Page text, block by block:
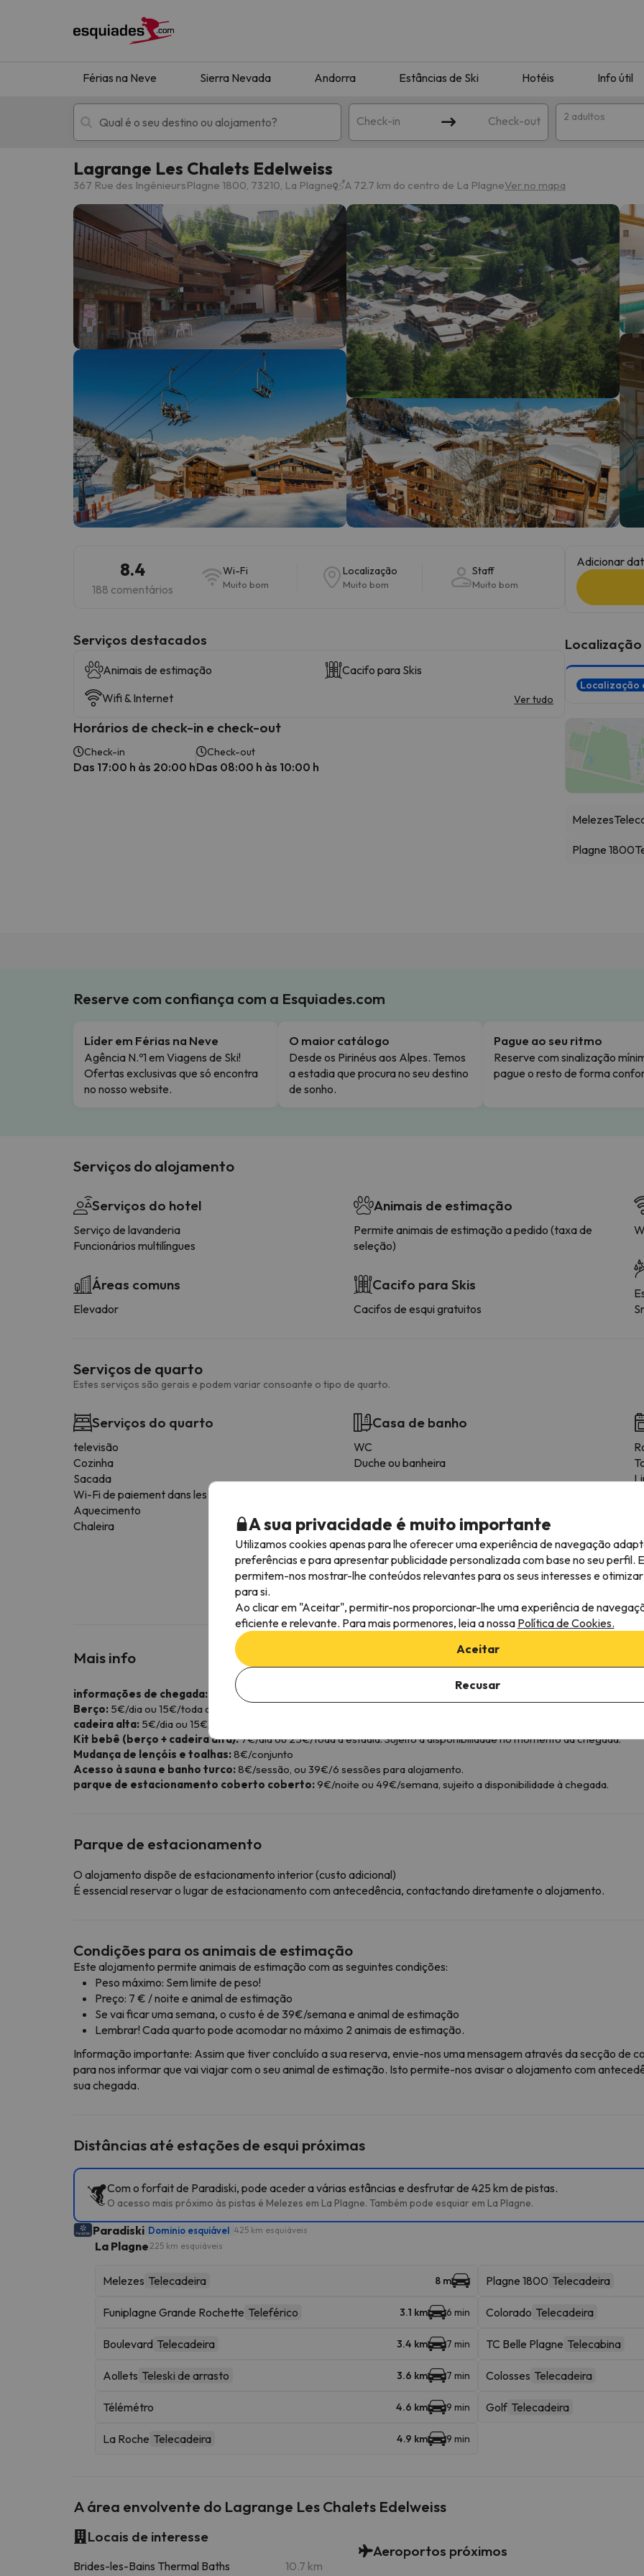
Férias na Neve Sierra Nevada Andorra Estâncias de Ski Hotéis Info útil
Check-in Check-out 2 adultos
Férias na neve Hotéis de montanha
Oops, não encontramos nenhum resultado que corresponda à sua pesquisa. Tente modificar o destino.
Bem, parece que o nosso Seeker perdeu o seu caminho. Assim que encontrar a sua bússola, estará de volta.
Lagrange Les Chalets Edelweiss
367 Rue des IngénieursPlagne 1800, 73210, La Plagne A 72.7 km do centro de La PlagneVer no mapa
8.4
188 comentários
Wi-Fi
Muito bom
Localização
Muito bom
Staff
Muito bom
Serviços destacados
Animais de estimação
Cacifo para Skis
Wifi & Internet
Ver tudo
Horários de check-in e check-out
Check-in
Das 17:00 h às 20:00 h
Check-out
Das 08:00 h às 10:00 h
Adicionar
Localização
Localização
Melezes
Plagne 1800
Reserve com confiança com a Esquiades.com
Líder em Férias na Neve
Agência N.º1 em Viagens de Ski!
Ofertas exclusivas que só encontra
no nosso website.
O maior catálogo
Desde os Pirinéus aos Alpes. Temos
a estadia que procura no seu destino
de sonho.
Pague ao seu ritmo
Reserve com sinalização
pague o resto de forma
Serviços do alojamento
Serviços do hotel
Serviço de lavanderia
Funcionários multilíngues
Áreas comuns
Elevador
Animais de estimação
Permite animais de estimação a pedido (taxa de
seleção)
Cacifo para Skis
Cacifos de esqui gratuitos
Serviços de quarto
Estes serviços são gerais e podem variar consoante o tipo de quarto.
Serviços do quarto
televisão
Cozinha
Sacada
Wi-Fi de paiement dans les chambres
Aquecimento
Chaleira
Casa de banho
WC
Duche ou banheira
Mais info
informações de chegada: Se vai chegar depois da hora de chegada, deve contactar o alojamento para que lhe
Berço: 5€/dia ou 15€/toda a estadia. Sujeito a disponibilidade no momento da chegada.
cadeira alta: 5€/dia ou 15€/toda a estadia. Sujeito a disponibilidade no momento da chegada.
Kit bebê (berço + cadeira alta):7€/dia ou 25€/toda a estadia. Sujeito a disponibilidade no momento da chegada.
Mudança de lençóis e toalhas:8€/conjunto
Acesso à sauna e banho turco:8€/sessão, ou 39€/6 sessões para alojamento.
parque de estacionamento coberto coberto:9€/noite ou 49€/semana, sujeito a disponibilidade à chegada.
Parque de estacionamento
O alojamento dispõe de estacionamento interior (custo adicional)
É essencial reservar o lugar de estacionamento com antecedência, contactando diretamente o alojamento.
Condições para os animais de estimação
Este alojamento permite animais de estimação com as seguintes condições:
Peso máximo: Sem limite de peso!
Preço: 7 € / noite e animal de estimação
Se vai ficar uma semana, o custo é de 39€/semana e animal de estimação
Lembrar! Cada quarto pode acomodar no máximo 2 animais de estimação.
Informação importante: Assim que tiver concluído a sua reserva, envie-nos uma mensagem através da secção de
para nos informar que vai viajar com o seu animal de estimação. Isto permite-nos avisar o alojamento com
sua chegada.
Distâncias até estações de esqui próximas
Com o forfait de Paradiski, pode aceder a várias estâncias e desfrutar de 425 km de pistas.
O acesso mais próximo às pistas é Melezes em La Plagne. Também pode esquiar em La Plagne.
Paradiski Dominio esquiável 425 km esquiáveis
La Plagne 225 km esquiáveis
Melezes Telecadeira 8 m Plagne 1800 Telecadeira
Funiplagne Grande Rochette Teleférico 3.1 km 6 min Colorado Telecadeira
Boulevard Telecadeira 3.4 km 7 min TC Belle Plagne Telecabina
Aollets Teleski de arrasto 3.6 km 7 min Colosses Telecadeira
Télémétro 4.6 km 9 min Golf Telecadeira
La Roche Telecadeira 4.9 km 9 min
A área envolvente do Lagrange Les Chalets Edelweiss
Locais de interesse
Brides-les-Bains Thermal Baths 10.7 km
Aeroportos próximos
A sua privacidade é muito importante
Utilizamos cookies apenas para lhe oferecer uma experiência de navegação
preferências e para apresentar publicidade personalizada com base no seu perfil.
permitem-nos mostrar-lhe conteúdos relevantes para os seus interesses e
para si.
Ao clicar em "Aceitar", permitir-nos proporcionar-lhe uma experiência de
eficiente e relevante. Para mais pormenores, leia a nossa Política de Cookies.
Aceitar
Recusar